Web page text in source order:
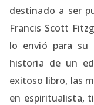
destinado a ser
Francis Scott
lo envió para su
historia de un
exitoso libro, las
en espiritualista,